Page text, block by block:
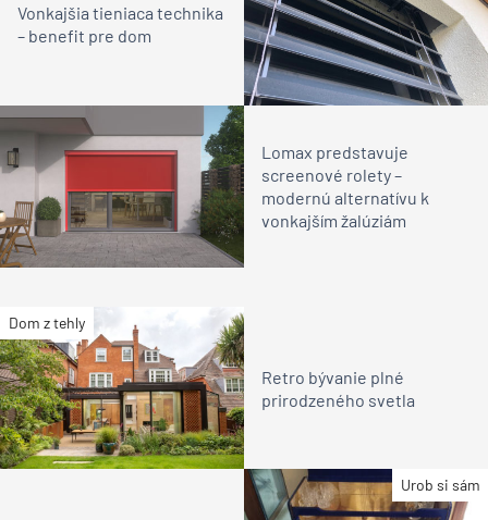
Vonkajšia tieniaca technika
– benefit pre dom
Lomax predstavuje
screenové rolety –
modernú alternatívu k
vonkajším žalúziám
Dom z tehly
Retro bývanie plné
prirodzeného svetla
Urob si sám